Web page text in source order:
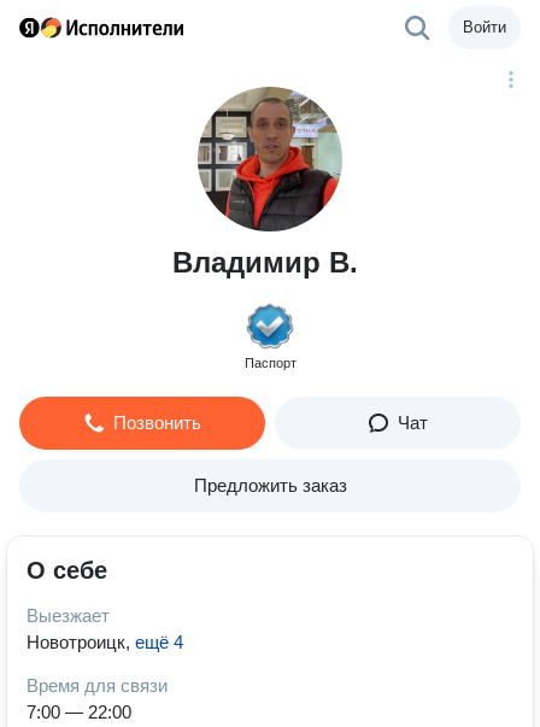
Войти
Владимир В.
Паспорт
Позвонить Чат
Предложить заказ
О себе
Выезжает
Новотроицк, ещё 4
Время для связи
7:00 — 22:00